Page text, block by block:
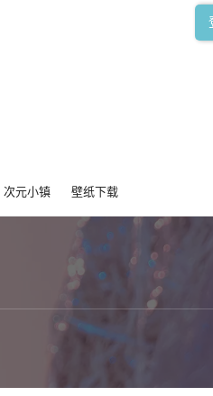
次元小镇 壁纸下载